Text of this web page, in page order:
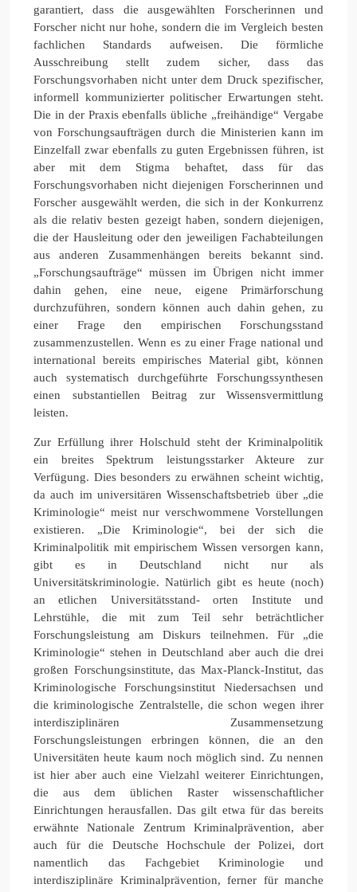
garantiert, dass die ausgewählten Forscherinnen und
Forscher nicht nur hohe, sondern die im Vergleich besten
fachlichen Standards aufweisen. Die förmliche
Ausschreibung stellt zudem sicher, dass das
Forschungsvorhaben nicht unter dem Druck spezifischer,
informell kommunizierter politischer Erwartungen steht.
Die in der Praxis ebenfalls übliche „freihändige“ Vergabe
von Forschungsaufträgen durch die Ministerien kann im
Einzelfall zwar ebenfalls zu guten Ergebnissen führen, ist
aber mit dem Stigma behaftet, dass für das
Forschungsvorhaben nicht diejenigen Forscherinnen und
Forscher ausgewählt werden, die sich in der Konkurrenz
als die relativ besten gezeigt haben, sondern diejenigen,
die der Hausleitung oder den jeweiligen Fachabteilungen
aus anderen Zusammenhängen bereits bekannt sind.
„Forschungsaufträge“ müssen im Übrigen nicht immer
dahin gehen, eine neue, eigene Primärforschung
durchzuführen, sondern können auch dahin gehen, zu
einer Frage den empirischen Forschungsstand
zusammenzustellen. Wenn es zu einer Frage national und
international bereits empirisches Material gibt, können
auch systematisch durchgeführte Forschungssynthesen
einen substantiellen Beitrag zur Wissensvermittlung
leisten.
Zur Erfüllung ihrer Holschuld steht der Kriminalpolitik
ein breites Spektrum leistungsstarker Akteure zur
Verfügung. Dies besonders zu erwähnen scheint wichtig,
da auch im universitären Wissenschaftsbetrieb über „die
Kriminologie“ meist nur verschwommene Vorstellungen
existieren. „Die Kriminologie“, bei der sich die
Kriminalpolitik mit empirischem Wissen versorgen kann,
gibt es in Deutschland nicht nur als
Universitätskriminologie. Natürlich gibt es heute (noch)
an etlichen Universitätsstand- orten Institute und
Lehrstühle, die mit zum Teil sehr beträchtlicher
Forschungsleistung am Diskurs teilnehmen. Für „die
Kriminologie“ stehen in Deutschland aber auch die drei
großen Forschungsinstitute, das Max-Planck-Institut, das
Kriminologische Forschungsinstitut Niedersachsen und
die kriminologische Zentralstelle, die schon wegen ihrer
interdisziplinären Zusammensetzung
Forschungsleistungen erbringen können, die an den
Universitäten heute kaum noch möglich sind. Zu nennen
ist hier aber auch eine Vielzahl weiterer Einrichtungen,
die aus dem üblichen Raster wissenschaftlicher
Einrichtungen herausfallen. Das gilt etwa für das bereits
erwähnte Nationale Zentrum Kriminalprävention, aber
auch für die Deutsche Hochschule der Polizei, dort
namentlich das Fachgebiet Kriminologie und
interdisziplinäre Kriminalprävention, ferner für manche